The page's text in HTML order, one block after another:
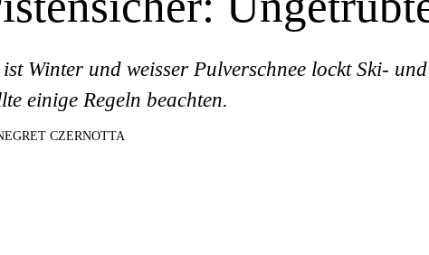
ist Winter und weisser Pulverschnee lockt Ski-
einige Regeln beachten.
CZERNOTTA